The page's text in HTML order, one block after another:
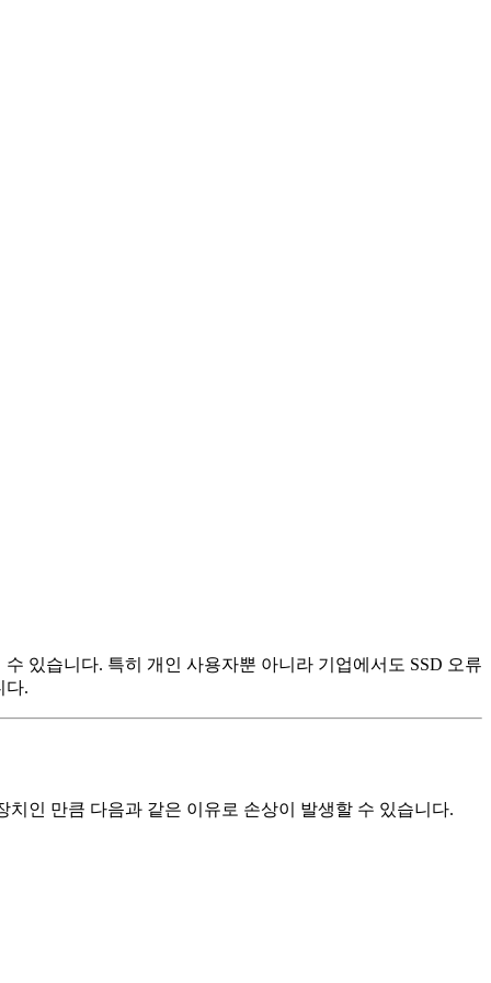
있습니다. 특히 개인 사용자뿐 아니라 기업에서도 SSD 오류
다.
인 만큼 다음과 같은 이유로 손상이 발생할 수 있습니다.